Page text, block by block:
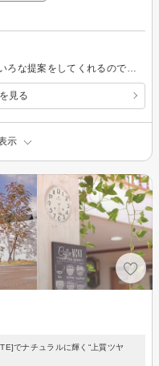
見る
示
でナチュラルに輝く“上質ツヤ